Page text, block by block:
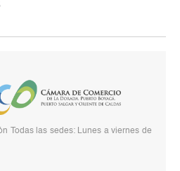
Todas las sedes: Lunes a viernes de